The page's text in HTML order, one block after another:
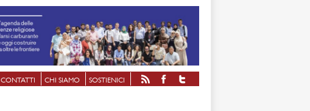
CONTATTI CHI SIAMO SOSTIENICI